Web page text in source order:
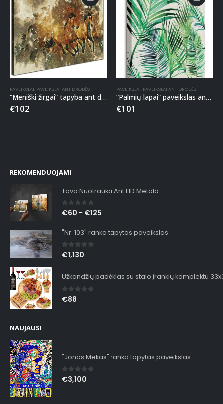
PAVEIKSLAI, PAVEIKSLAI ANT DROBĖS
“Meniški žirgai” tapyba ant drobės
€102
PAVEIKSLAI, PAVEIKSLAI ANT DROBĖS
“Palmių lapai” paveikslas ant drobės
€101
REKOMENDUOJAMI
Tavo Nuotrauka Ant HD Metalo
0out of 5
€60 – €125
"Nr. 103" ranka tapytas paveikslas
0out of 5
€1,130
Užkandžių padėklas su stalo įrankių komplektu
0out of 5
€88
NAUJAUSI
"Jonas Mekas" ranka tapytas paveikslas
0out of 5
€3,100